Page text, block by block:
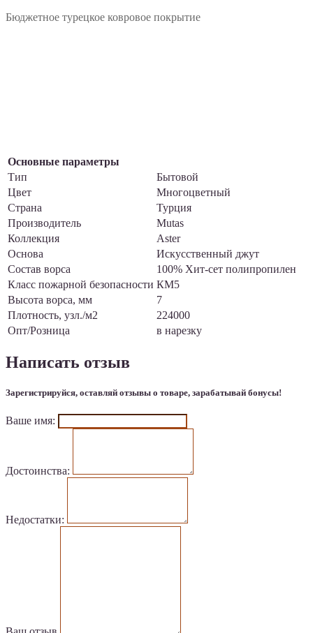
Бюджетное турецкое ковровое покрытие
Основные параметры
Тип
Бытовой
Цвет
Многоцветный
Страна
Турция
Производитель
Mutas
Коллекция
Aster
Основа
Искусственный джут
Состав ворса
100% Хит-сет полипропилен
Класс пожарной безопасности КМ5
Высота ворса, мм
7
Плотность, узл./м2
224000
Опт/Розница
в нарезку
Написать отзыв
Зарегистрируйся, оставляй отзывы о товаре, зарабатывай бонусы!
Ваше имя:
Достоинства:
Недостатки: